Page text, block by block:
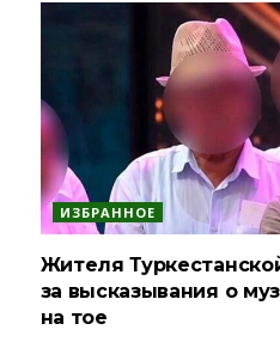
ИЗБРАННОЕ
Жителя
за высказывания о
на тое